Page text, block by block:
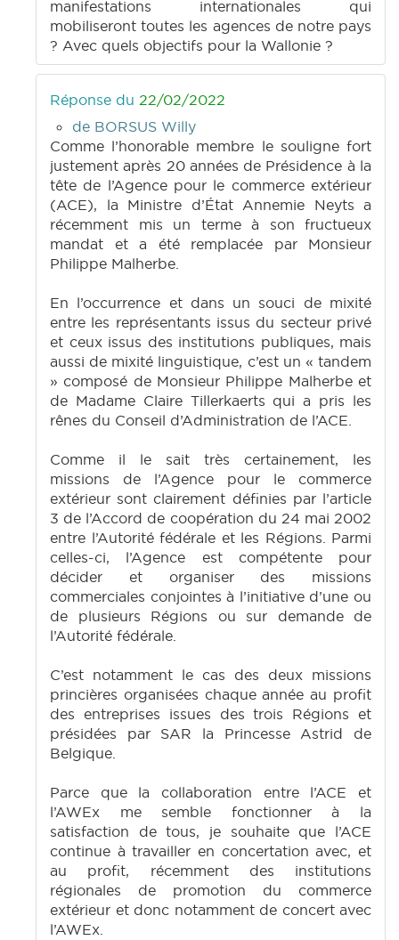
manifestations internationales qui
mobiliseront toutes les agences de notre pays
? Avec quels objectifs pour la Wallonie ?
Réponse du 22/02/2022
de BORSUS Willy
Comme l’honorable membre le souligne fort
justement après 20 années de Présidence à la
tête de l’Agence pour le commerce extérieur
(ACE), la Ministre d’État Annemie Neyts a
récemment mis un terme à son fructueux
mandat et a été remplacée par Monsieur
Philippe Malherbe.
En l’occurrence et dans un souci de mixité
entre les représentants issus du secteur privé
et ceux issus des institutions publiques, mais
aussi de mixité linguistique, c’est un « tandem
» composé de Monsieur Philippe Malherbe et
de Madame Claire Tillerkaerts qui a pris les
rênes du Conseil d’Administration de l’ACE.
Comme il le sait très certainement, les
missions de l’Agence pour le commerce
extérieur sont clairement définies par l’article
3 de l’Accord de coopération du 24 mai 2002
entre l’Autorité fédérale et les Régions. Parmi
celles-ci, l’Agence est compétente pour
décider et organiser des missions
commerciales conjointes à l’initiative d’une ou
de plusieurs Régions ou sur demande de
l’Autorité fédérale.
C’est notamment le cas des deux missions
princières organisées chaque année au profit
des entreprises issues des trois Régions et
présidées par SAR la Princesse Astrid de
Belgique.
Parce que la collaboration entre l’ACE et
l’AWEx me semble fonctionner à la
satisfaction de tous, je souhaite que l’ACE
continue à travailler en concertation avec, et
au profit, récemment des institutions
régionales de promotion du commerce
extérieur et donc notamment de concert avec
l’AWEx.